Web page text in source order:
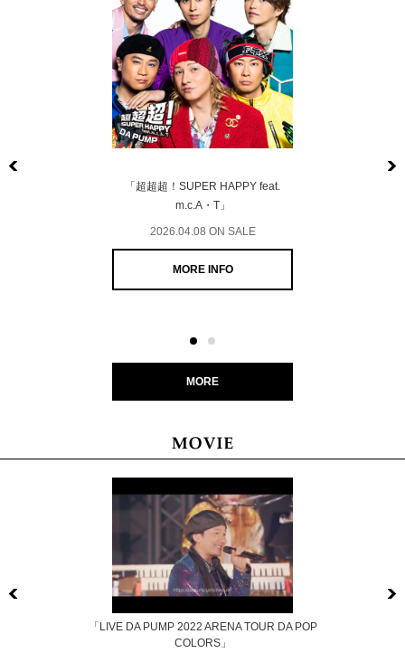
「超超超！SUPER HAPPY feat.
m.c.A・T」
2026.04.08 ON SALE
MORE INFO
MORE
「LIVE DA PUMP 2022 ARENA TOUR DA POP
COLORS」